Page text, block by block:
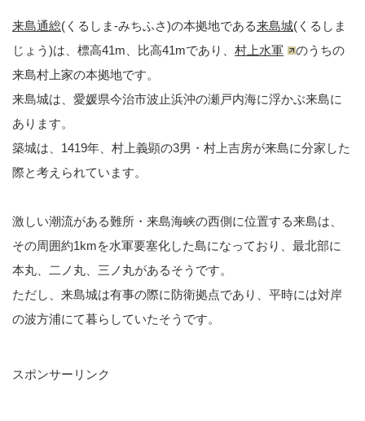
来島通総(くるしま-みちふさ)の本拠地である来島城(くるしま
じょう)は、標高41m、比高41mであり、 村上水軍
のうちの
来島村上家の本拠地です。
来島城は、愛媛県今治市波止浜沖の瀬戸内海に浮かぶ来島に
あります。
築城は、1419年、村上義顕の3男・村上吉房が来島に分家した
際と考えられています。
激しい潮流がある難所・来島海峡の西側に位置する来島は、
その周囲約1kmを水軍要塞化した島になっており、最北部に
本丸、二ノ丸、三ノ丸があるそうです。
ただし、来島城は有事の際に防衛拠点であり、平時には対岸
の波方浦にて暮らしていたそうです。
スポンサーリンク